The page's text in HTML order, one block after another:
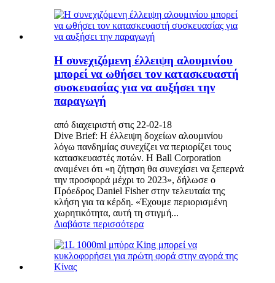
Η συνεχιζόμενη έλλειψη αλουμινίου
μπορεί να ωθήσει τον κατασκευαστή
συσκευασίας για να αυξήσει την
παραγωγή
από διαχειριστή στις 22-02-18
Dive Brief: Η έλλειψη δοχείων αλουμινίου
λόγω πανδημίας συνεχίζει να περιορίζει τους
κατασκευαστές ποτών. Η Ball Corporation
αναμένει ότι «η ζήτηση θα συνεχίσει να ξεπερνά
την προσφορά μέχρι το 2023», δήλωσε ο
Πρόεδρος Daniel Fisher στην τελευταία της
κλήση για τα κέρδη. «Έχουμε περιορισμένη
χωρητικότητα, αυτή τη στιγμή...
Διαβάστε περισσότερα